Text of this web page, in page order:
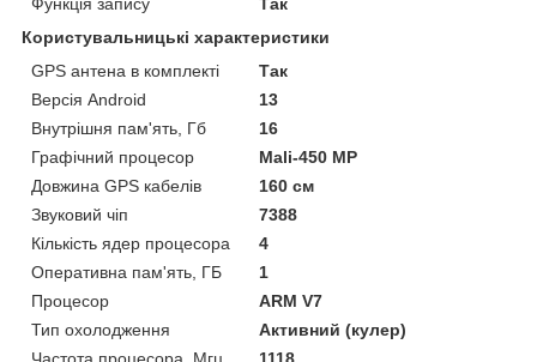
Користувальницькі характеристики
GPS антена в комплекті
Так
Версія Android
13
Внутрішня пам'ять, Гб
16
Графічний процесор
Mali-450 MP
Довжина GPS кабелів
160 см
Звуковий чіп
7388
Кількість ядер процесора
4
Оперативна пам'ять, ГБ
1
Процесор
ARM V7
Тип охолодження
Активний (кулер)